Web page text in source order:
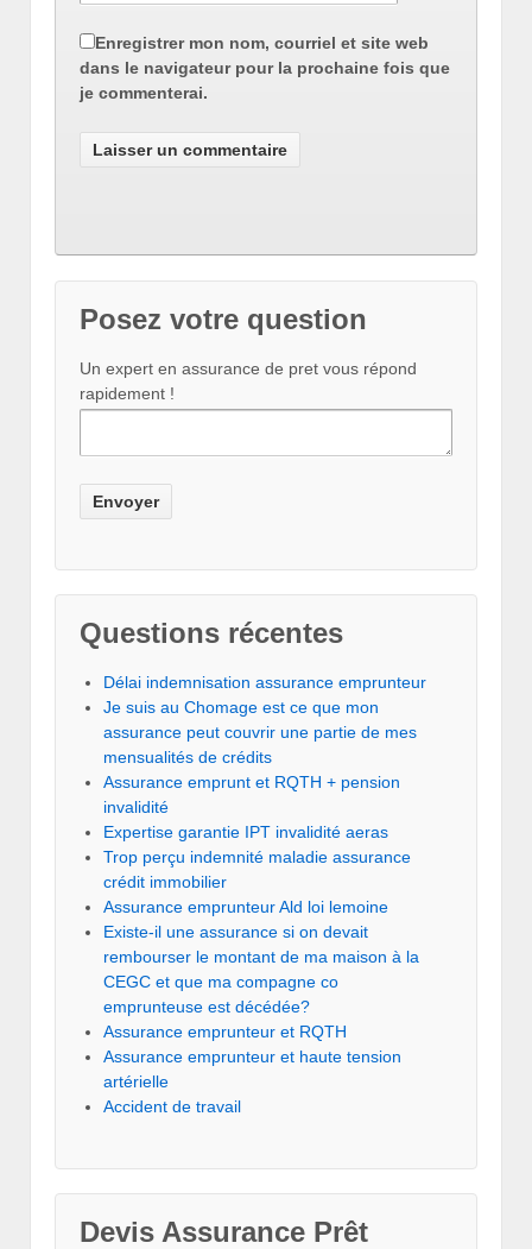
Enregistrer mon nom, courriel et site web
dans le navigateur pour la prochaine fois que
je commenterai.
Posez votre question
Un expert en assurance de pret vous répond
rapidement !
Questions récentes
Délai indemnisation assurance emprunteur
Je suis au Chomage est ce que mon
assurance peut couvrir une partie de mes
mensualités de crédits
Assurance emprunt et RQTH + pension
invalidité
Expertise garantie IPT invalidité aeras
Trop perçu indemnité maladie assurance
crédit immobilier
Assurance emprunteur Ald loi lemoine
Existe-il une assurance si on devait
rembourser le montant de ma maison à la
CEGC et que ma compagne co
emprunteuse est décédée?
Assurance emprunteur et RQTH
Assurance emprunteur et haute tension
artérielle
Accident de travail
Devis Assurance Prêt